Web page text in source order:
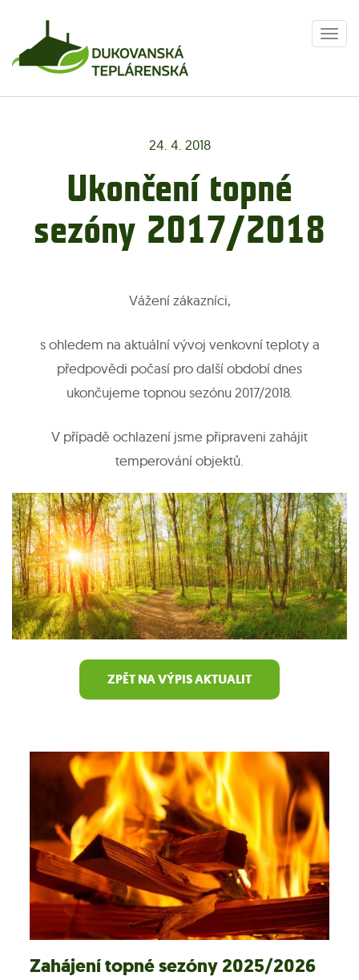
24. 4. 2018
Ukončení topné
sezóny 2017/2018
Vážení zákazníci,
s ohledem na aktuální vývoj venkovní teploty a
předpovědi počasí pro další období dnes
ukončujeme topnou sezónu 2017/2018.
V případě ochlazení jsme připraveni zahájit
temperování objektů.
ZPĚT NA VÝPIS AKTUALIT
Zahájení topné sezóny 2025/2026